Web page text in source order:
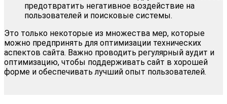
предотвратить негативное воздействие на
пользователей и поисковые системы.
Это только некоторые из множества мер, которые
можно предпринять для оптимизации технических
аспектов сайта. Важно проводить регулярный аудит и
оптимизацию, чтобы поддерживать сайт в хорошей
форме и обеспечивать лучший опыт пользователей.